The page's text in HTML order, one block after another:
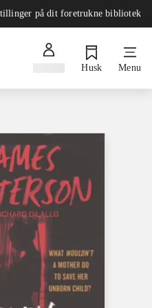
på dit foretrukne bibliotek
Husk Menu